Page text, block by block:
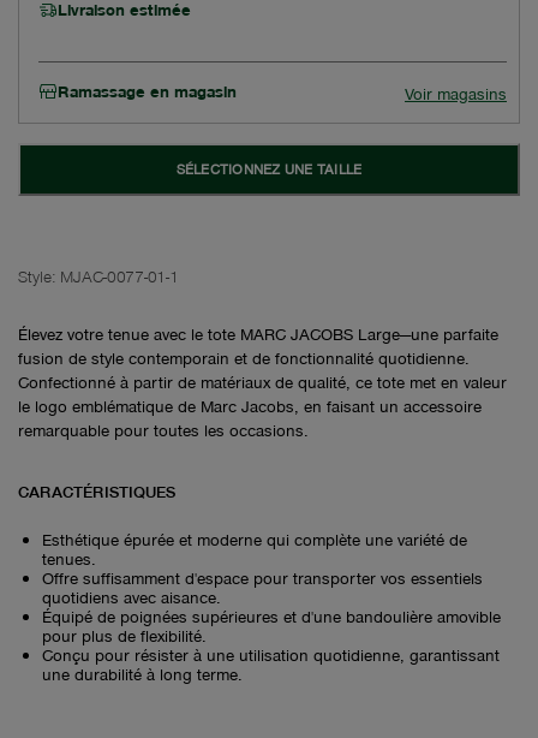
Livraison estimée
Ramassage en magasin Voir magasins
SÉLECTIONNEZ UNE TAILLE
Style: MJAC-0077-01-1
Élevez votre tenue avec le tote MARC JACOBS Large—une parfaite
fusion de style contemporain et de fonctionnalité quotidienne.
Confectionné à partir de matériaux de qualité, ce tote met en valeur
le logo emblématique de Marc Jacobs, en faisant un accessoire
remarquable pour toutes les occasions.
CARACTÉRISTIQUES
Esthétique épurée et moderne qui complète une variété de
tenues.
Offre suffisamment d'espace pour transporter vos essentiels
quotidiens avec aisance.
Équipé de poignées supérieures et d'une bandoulière amovible
pour plus de flexibilité.
Conçu pour résister à une utilisation quotidienne, garantissant
une durabilité à long terme.